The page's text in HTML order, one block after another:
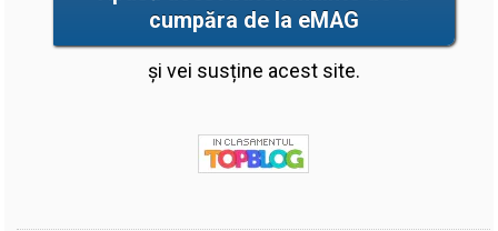
cumpăra de la eMAG
și vei susține acest site.